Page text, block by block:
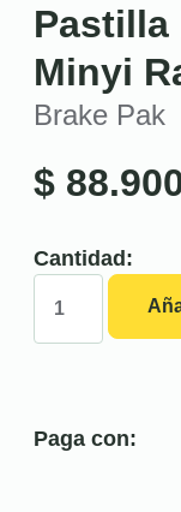
Pastilla
Minyi
Brake Pak
$
Cantidad:
Paga con: